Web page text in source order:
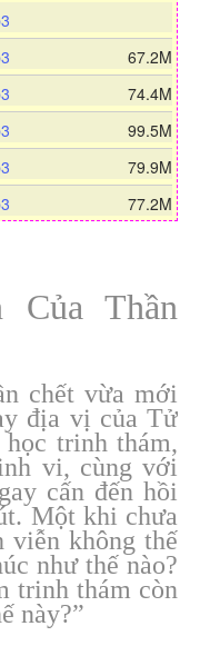
o
l
d
67.2M
o
l
d
74.4M
o
l
99.5M
o
l
d
79.9M
o
a
77.2M
Của Thần
chết vừa mới
địa vị của Tử
trinh thám,
vi, cùng với
cấn đến hồi
Một khi chưa
viễn không thế
như thế nào?
trinh thám còn
này?”